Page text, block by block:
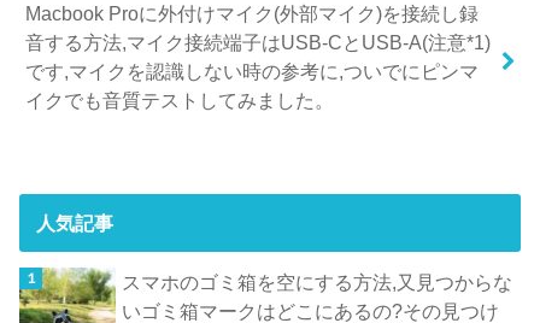
Macbook Proに外付けマイク(外部マイク)を接続し録
音する方法,マイク接続端子はUSB-CとUSB-A(注意*1)
です,マイクを認識しない時の参考に,ついでにピンマ
イクでも音質テストしてみました。
人気記事
スマホのゴミ箱を空にする方法,又見つからな
いゴミ箱マークはどこにあるの?その見つけ